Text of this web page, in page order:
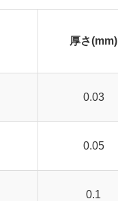
厚さ(mm)
0.03
0.05
0.1